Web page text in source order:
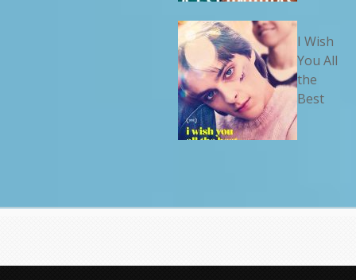
I Wish
You All
the
Best